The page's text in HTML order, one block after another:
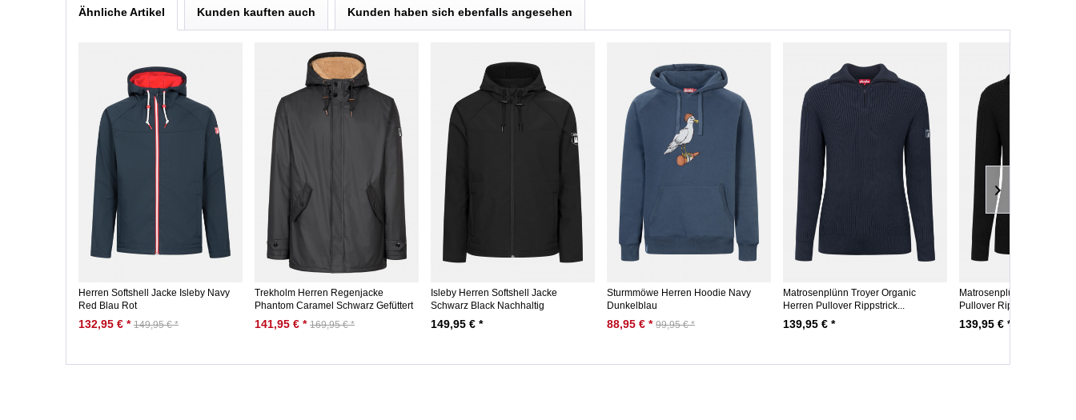
Ähnliche Artikel Kunden kauften auch Kunden haben sich ebenfalls angesehen
Herren Softshell Jacke Isleby Navy
Red Blau Rot
132,95 € * 149,95 € *
Trekholm Herren Regenjacke
Phantom Caramel Schwarz Gefüttert
141,95 € * 169,95 € *
Isleby Herren Softshell Jacke
Schwarz Black Nachhaltig
149,95 € *
Sturmmöwe Herren Hoodie Navy
Dunkelblau
88,95 € * 99,95 € *
Matrosenplünn Troyer Organic
Herren Pullover Rippstrick...
139,95 € *
Matrosenplünn Troyer
Pullover Rippstrick
139,95 € *